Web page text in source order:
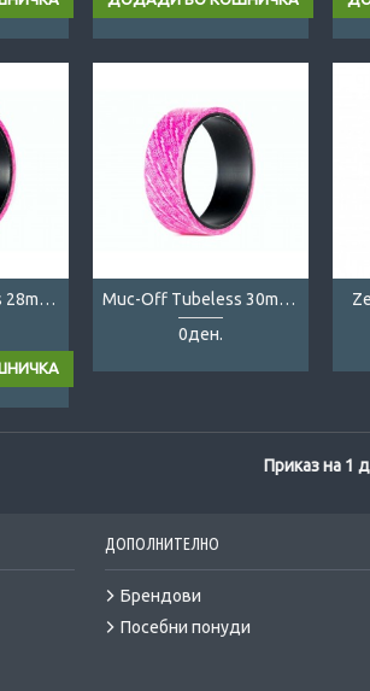
Muc-Off Tubeless 28mm Tape
Muc-Off Tubeless 30mm Tape
0ден.
Приказ на 1
ДОПОЛНИТЕЛНО
Брендови
Посебни понуди